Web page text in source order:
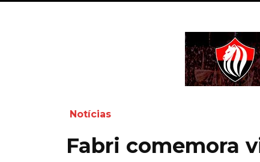
Notícias
Fabri comemora